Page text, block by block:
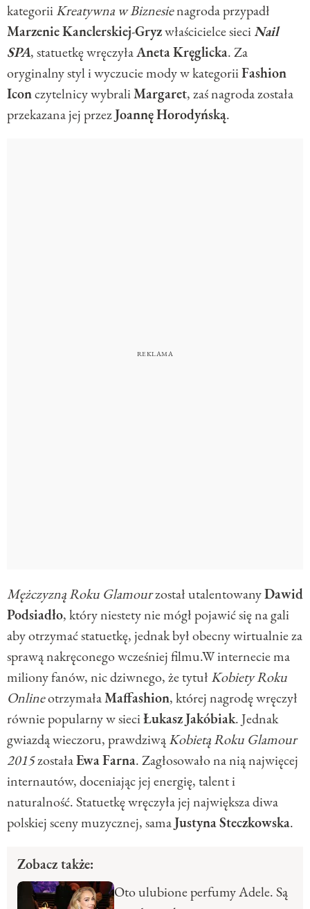
kategoriiKreatywna w Biznesienagroda przypadł
MarzenieKanclerskiej-Gryzwłaścicielce sieciNail
SPA, statuetkę wręczyłaAnetaKręglicka. Za
oryginalny styl i wyczucie mody w kategoriiFashion
Iconczytelnicy wybraliMargaret, zaś nagroda została
przekazana jej przezJoannęHorodyńską.
Mężczyzną Roku Glamourzostał utalentowanyDawid
Podsiadło, który niestety nie mógł pojawić się na gali
aby otrzymać statuetkę, jednak był obecny wirtualnie za
sprawą nakręconego wcześniej filmu.W internecie ma
miliony fanów, nic dziwnego, że tytuł Kobiety Roku
OnlineotrzymałaMaffashion, której nagrodę wręczył
równie popularny w sieciŁukaszJakóbiak. Jednak
gwiazdą wieczoru, prawdziwąKobietą Roku Glamour
2015zostałaEwaFarna. Zagłosowało na nią najwięcej
internautów, doceniając jej energię, talent i
naturalność. Statuetkę wręczyła jej największa diwa
polskiej sceny muzycznej, samaJustynaSteczkowska.
Zobacz także:
Oto ulubione perfumy Adele. Są